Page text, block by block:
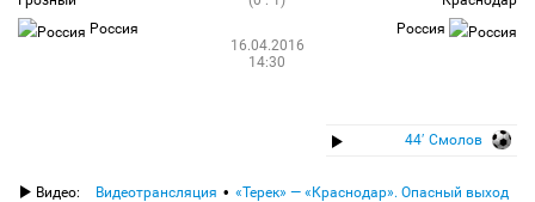
Россия
16.04.2016
14:30
Россия
44′ Смолов
Видео: Видеотрансляция «Терек» — «Краснодар». Опасный выход